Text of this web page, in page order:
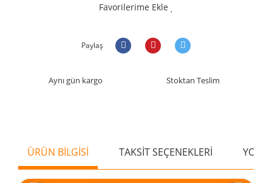
Favorilerime Ekle
Paylaş
Aynı gün kargo Stoktan Teslim
ÜRÜN BİLGİSİ TAKSİT SEÇENEKLERİ